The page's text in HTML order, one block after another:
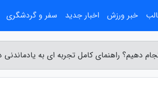
دهیم؟ راهنمای کامل تجربه ای به
خبر ورزش اخبار جدید سفر و گردشگری